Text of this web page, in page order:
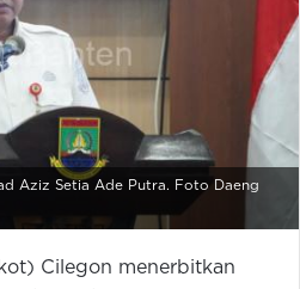
Aziz Setia Ade Putra. Foto Daeng
Cilegon menerbitkan